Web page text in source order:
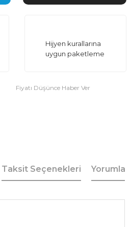
Hijyen kurallarına
uygun paketleme
Fiyatı Düşünce Haber Ver
Taksit Seçenekleri Yorumlar